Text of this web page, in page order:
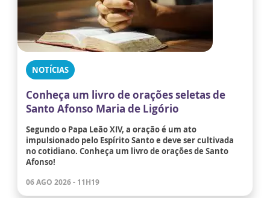
NOTÍCIAS
Conheça um livro de orações seletas de
Santo Afonso Maria de Ligório
Segundo o Papa Leão XIV, a oração é um ato
impulsionado pelo Espírito Santo e deve ser cultivada
no cotidiano. Conheça um livro de orações de Santo
Afonso!
06 AGO 2026 - 11H19